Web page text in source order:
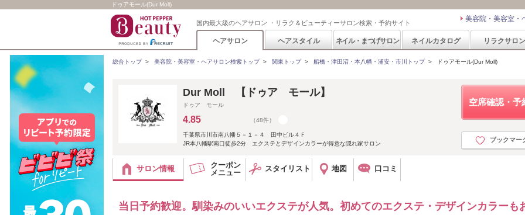
ドゥアモール(Dur Moll)
国内最大級のヘアサロン ・リラク＆ビューティーサロン検索・予約サイト 美容院・美容室・
ヘアサロン ヘアスタイル ネイル・まつげサロン ネイルカタログ リラクサロン
総合トップ> 美容院・美容室・ヘアサロン検索トップ> 関東トップ> 船橋・津田沼・本八幡・浦安・市川トップ> ドゥアモール(Dur Moll)
空席確認・予
ブックマー
Dur Moll 【ドゥア モール】
ドゥア モール
4.85 （48件）
千葉県市川市南八幡５－１－４ 田中ビル４Ｆ
JR本八幡駅南口徒歩2分 エクステとデザインカラーが得意な隠れ家サロン
サロン情報
クーポン
メニュー
スタイリスト 地図 口コミ
当日予約歓迎。馴染みのいいエクステが人気。初めてのエクステ・デザインカラーも